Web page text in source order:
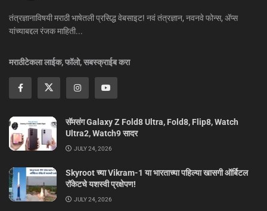
तंत्रज्ञानाविषयी मराठी भाषेतली प्रसिद्ध वेबसाइट! नवं तंत्रज्ञान, नवनवे फोन्स, ॲप्स
यांच्याबद्दल रंजक माहिती...
मराठीटेकला लाईक, फॉलो, सबस्क्राईब करा
सॅमसंग Galaxy Z Fold8 Ultra, Fold8, Flip8, Watch
Ultra2, Watch9 सादर
JULY 24, 2026
Skyroot च्या Vikram-1 या भारताच्या पहिल्या खासगी ऑर्बिटल
रॉकेटचे यशस्वी प्रक्षेपण!
JULY 24, 2026